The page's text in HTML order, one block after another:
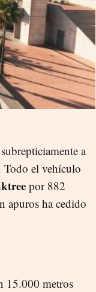
a
Todo el vehículo
por 882
apuros ha cedido
15.000 metros